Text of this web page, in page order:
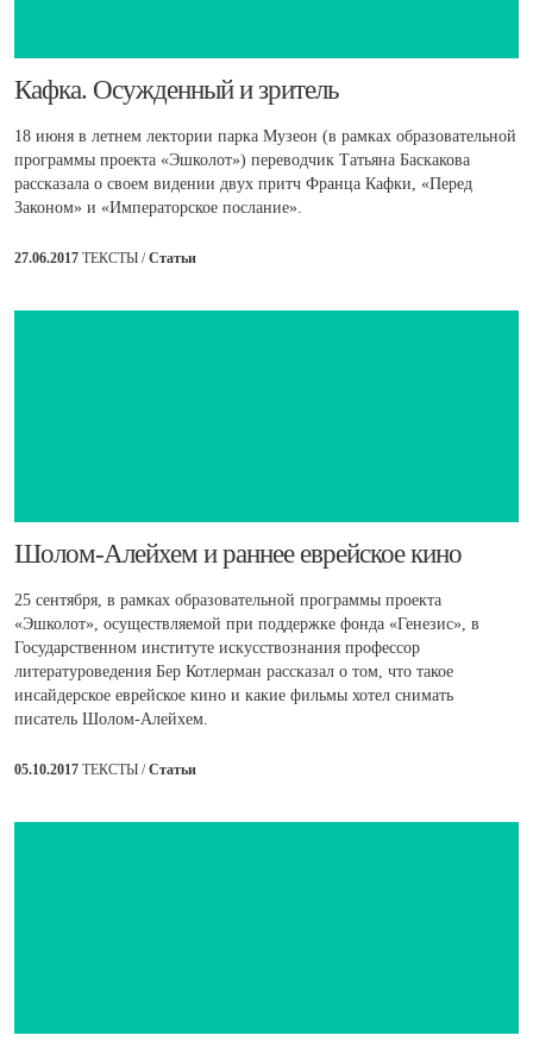
​Кафка. Осужденный и зритель
18 июня в летнем лектории парка Музеон (в рамках образовательной
программы проекта «Эшколот») переводчик Татьяна Баскакова
рассказала о своем видении двух притч Франца Кафки, «Перед
Законом» и «Императорское послание».
27.06.2017 ТЕКСТЫ /Статьи
​Шолом-Алейхем и раннее еврейское кино
25 сентября, в рамках образовательной программы проекта
«Эшколот», осуществляемой при поддержке фонда «Генезис», в
Государственном институте искусствознания профессор
литературоведения Бер Котлерман рассказал о том, что такое
инсайдерское еврейское кино и какие фильмы хотел снимать
писатель Шолом-Алейхем.
05.10.2017 ТЕКСТЫ /Статьи